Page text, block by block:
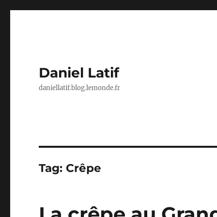
Daniel Latif
daniellatif.blog.lemonde.fr
Tag: Crêpe